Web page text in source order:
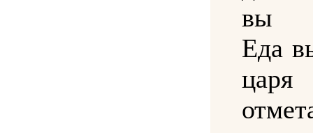
вы
Еда
царя